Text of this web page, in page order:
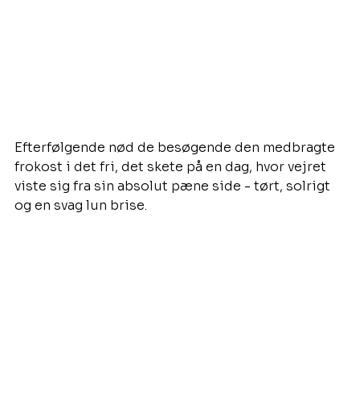
Efterfølgende nød de besøgende den medbragte
frokost i det fri, det skete på en dag, hvor vejret
viste sig fra sin absolut pæne side - tørt, solrigt
og en svag lun brise.